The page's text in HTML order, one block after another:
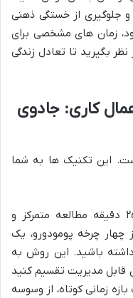
جلوگیری از خستگی ذهنی
زمان های مشخصی برای
بگیرید تا تعادل زندگی
کاری: جادوی
این تکنیک ها به شما
این تکنیک شامل ۲۵ دقیقه مطالعه متمرکز و
چهار چرخه پومودورو، یک
تر (۲۰ تا ۳۰ دقیقه) داشته باشید. این روش به
قابل مدیریت تقسیم کنید
زمانی کوتاه، از وسوسه